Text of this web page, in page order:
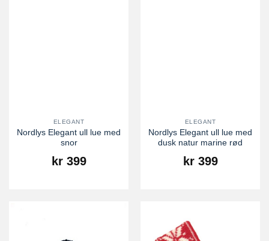
ELEGANT
Nordlys Elegant ull lue med
snor
kr399
ELEGANT
Nordlys Elegant ull lue med
dusk natur marine rød
kr399